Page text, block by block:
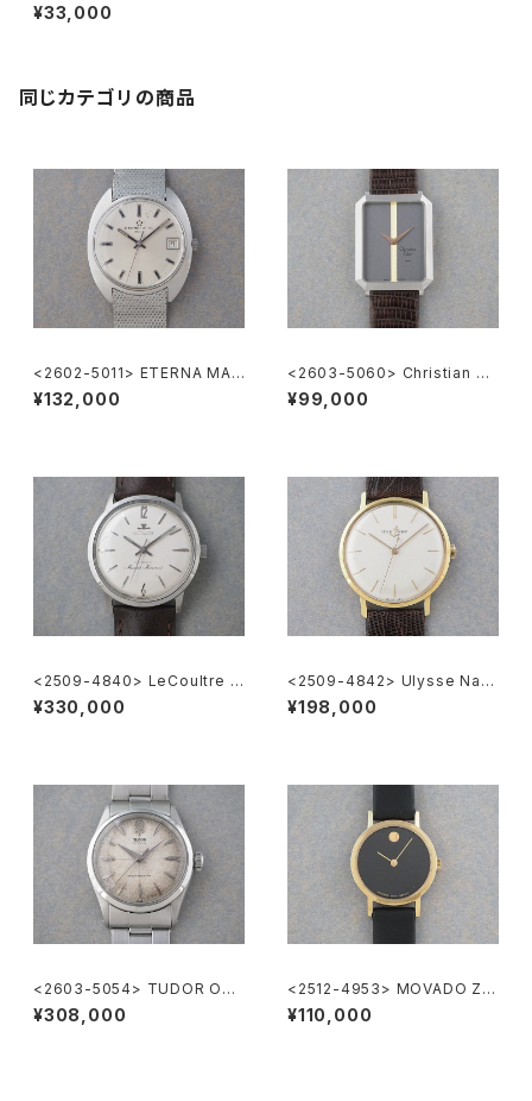
OA
¥33,000
同じカテゴリの商品
<2602-5011> ETERNA MAT
IC 3003
¥132,000
<2603-5060> Christian Di
or
¥99,000
<2509-4840> LeCoultre M
aster Mariner
¥330,000
<2509-4842> Ulysse Nard
in
¥198,000
<2603-5054> TUDOR OYS
TER
¥308,000
<2512-4953> MOVADO ZE
NITH "Museum Watch"
¥110,000